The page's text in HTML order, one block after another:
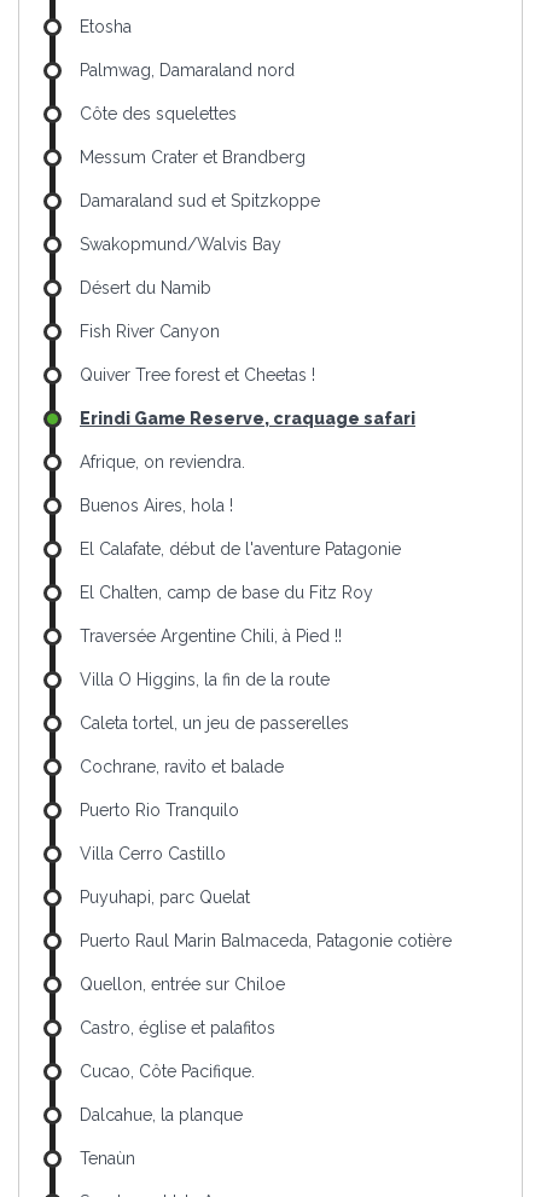
Etosha
Palmwag, Damaraland nord
Côte des squelettes
Messum Crater et Brandberg
Damaraland sud et Spitzkoppe
Swakopmund/Walvis Bay
Désert du Namib
Fish River Canyon
Quiver Tree forest et Cheetas !
Erindi Game Reserve, craquage safari
Afrique, on reviendra.
Buenos Aires, hola !
El Calafate, début de l'aventure Patagonie
El Chalten, camp de base du Fitz Roy
Traversée Argentine Chili, à Pied !!
Villa O Higgins, la fin de la route
Caleta tortel, un jeu de passerelles
Cochrane, ravito et balade
Puerto Rio Tranquilo
Villa Cerro Castillo
Puyuhapi, parc Quelat
Puerto Raul Marin Balmaceda, Patagonie cotière
Quellon, entrée sur Chiloe
Castro, église et palafitos
Cucao, Côte Pacifique.
Dalcahue, la planque
Tenaùn